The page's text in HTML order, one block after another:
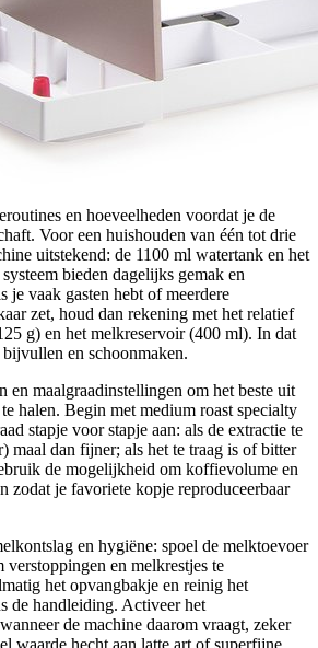
en hoeveelheden voordat je de
Voor een huishouden van één tot drie
uitstekend: de 1100 ml watertank en het
bieden dagelijks gemak en
je vaak gasten hebt of meerdere
zet, houd dan rekening met het relatief
g) en het melkreservoir (400 ml). In dat
en schoonmaken.
en maalgraadinstellingen om het beste uit
halen. Begin met medium roast specialty
stapje voor stapje aan: als de extractie te
maal dan fijner; als het te traag is of bitter
de mogelijkheid om koffievolume en
zodat je favoriete kopje reproduceerbaar
en hygiëne: spoel de melktoevoer
en melkrestjes te
het opvangbakje en reinig het
de handleiding. Activeer het
de machine daarom vraagt, zeker
waarde hecht aan latte art of superfijne